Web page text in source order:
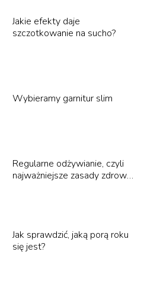
Jakie efekty daje
szczotkowanie na sucho?
Wybieramy garnitur slim
Regularne odżywianie, czyli
najważniejsze zasady zdrowej
Jak sprawdzić, jaką porą roku
się jest?